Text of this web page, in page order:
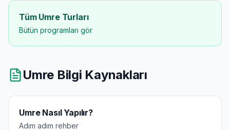
Tüm Umre Turları
Bütün programları gör
Umre Bilgi Kaynakları
Umre Nasıl Yapılır?
Adım adım rehber